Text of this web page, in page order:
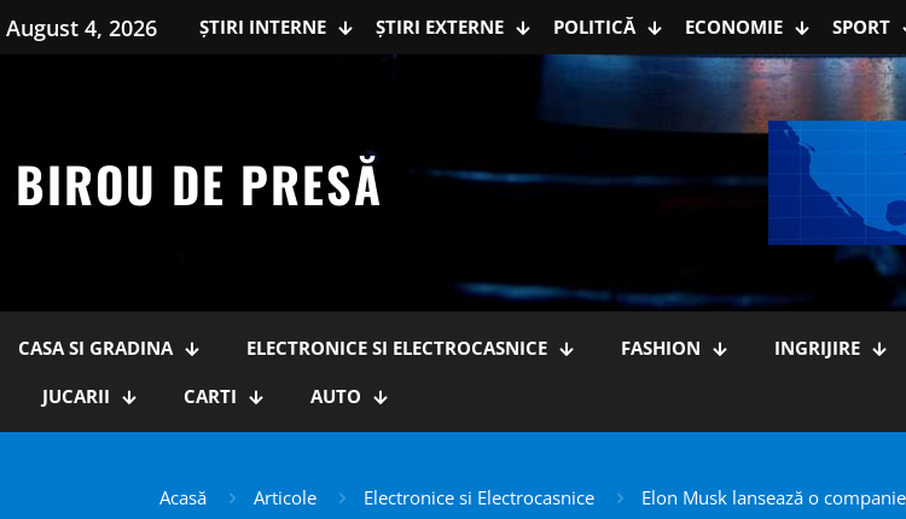
August 4, 2026 ȘTIRI INTERNE ȘTIRI EXTERNE POLITICĂ ECONOMIE SPORT
BIROU DE PRESĂ
CASA SI GRADINA ELECTRONICE SI ELECTROCASNICE FASHION INGRIJIRE
JUCARII
CARTI AUTO
Acasă Articole Electronice si Electrocasnice Elon Musk lansează o